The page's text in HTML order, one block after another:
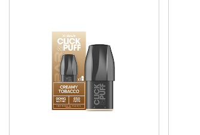
0mg 10mg 20mg